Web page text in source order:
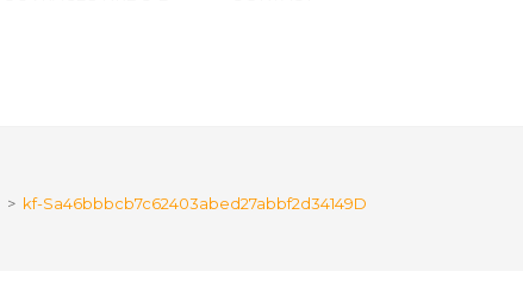
> kf-Sa46bbbcb7c62403abed27abbf2d34149D